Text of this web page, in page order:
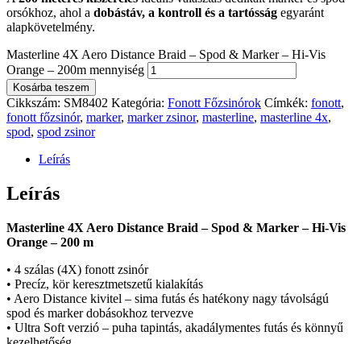
orsókhoz, ahol a dobástáv, a kontroll és a tartósság egyaránt
alapkövetelmény.
Masterline 4X Aero Distance Braid – Spod & Marker – Hi-Vis
Orange – 200m mennyiség
Kosárba teszem
Cikkszám: SM8402 Kategória: Fonott Főzsinórok Címkék: fonott,
fonott főzsinór, marker, marker zsinor, masterline, masterline 4x,
spod, spod zsinor
Leírás
Leírás
Masterline 4X Aero Distance Braid – Spod & Marker – Hi-Vis
Orange – 200 m
• 4 szálas (4X) fonott zsinór
• Precíz, kör keresztmetszetű kialakítás
• Aero Distance kivitel – sima futás és hatékony nagy távolságú
spod és marker dobásokhoz tervezve
• Ultra Soft verzió – puha tapintás, akadálymentes futás és könnyű